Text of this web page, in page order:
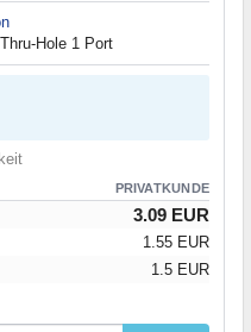
Hole 1 Port
PRIVATKUNDE
3.09 EUR
1.55 EUR
1.5 EUR